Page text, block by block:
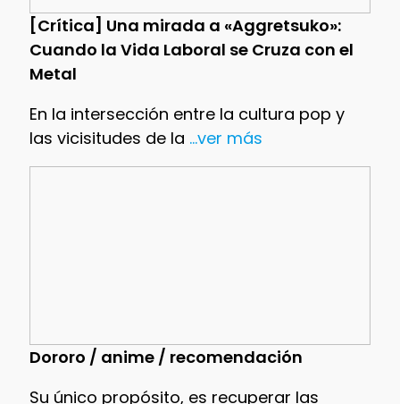
[Crítica] Una mirada a «Aggretsuko»:
Cuando la Vida Laboral se Cruza con el
Metal
En la intersección entre la cultura pop y
las vicisitudes de la ...ver más
Dororo / anime / recomendación
Su único propósito, es recuperar las